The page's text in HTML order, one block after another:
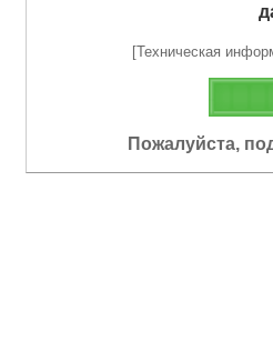
[Техническая
Пожалуйста,